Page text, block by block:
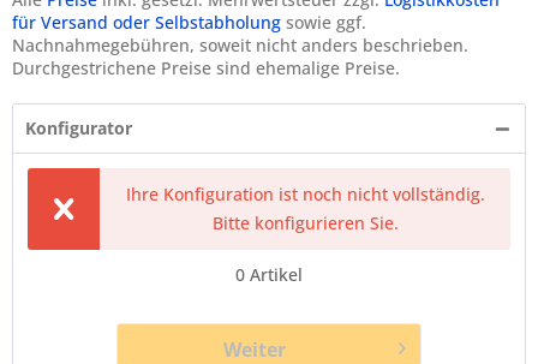
für Versand oder Selbstabholung sowie ggf.
Nachnahmegebühren, soweit nicht anders beschrieben.
Durchgestrichene Preise sind ehemalige Preise.
Konfigurator
Ihre Konfiguration ist noch nicht vollständig.
Bitte konfigurieren Sie.
0 Artikel
Weiter